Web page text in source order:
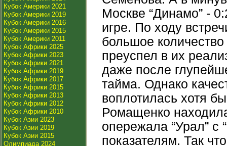
Кубок Америки 2021
Кубок Америки 2019
Кубок Америки 2016
Кубок Америки 2015
Кубок Америки 2011
Кубок Африки 2025
Кубок Африки 2023
Кубок Африки 2021
Кубок Африки 2019
Кубок Африки 2017
Кубок Африки 2015
Кубок Африки 2013
Кубок Африки 2012
Кубок Африки 2010
Кубок Азии 2023
Кубок Азии 2019
Кубок Азии 2015
Олимпиада 2024
Москве “Динамо” -
игре. По ходу
большое
преуспел в их
даже после
тайма. Однако
воплотилась хотя
Ромащенко
опережала “Урал” с
показателям. Так